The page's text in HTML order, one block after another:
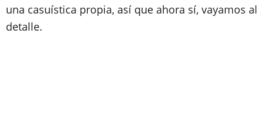
una casuística propia, así que ahora sí, vayamos al
detalle.